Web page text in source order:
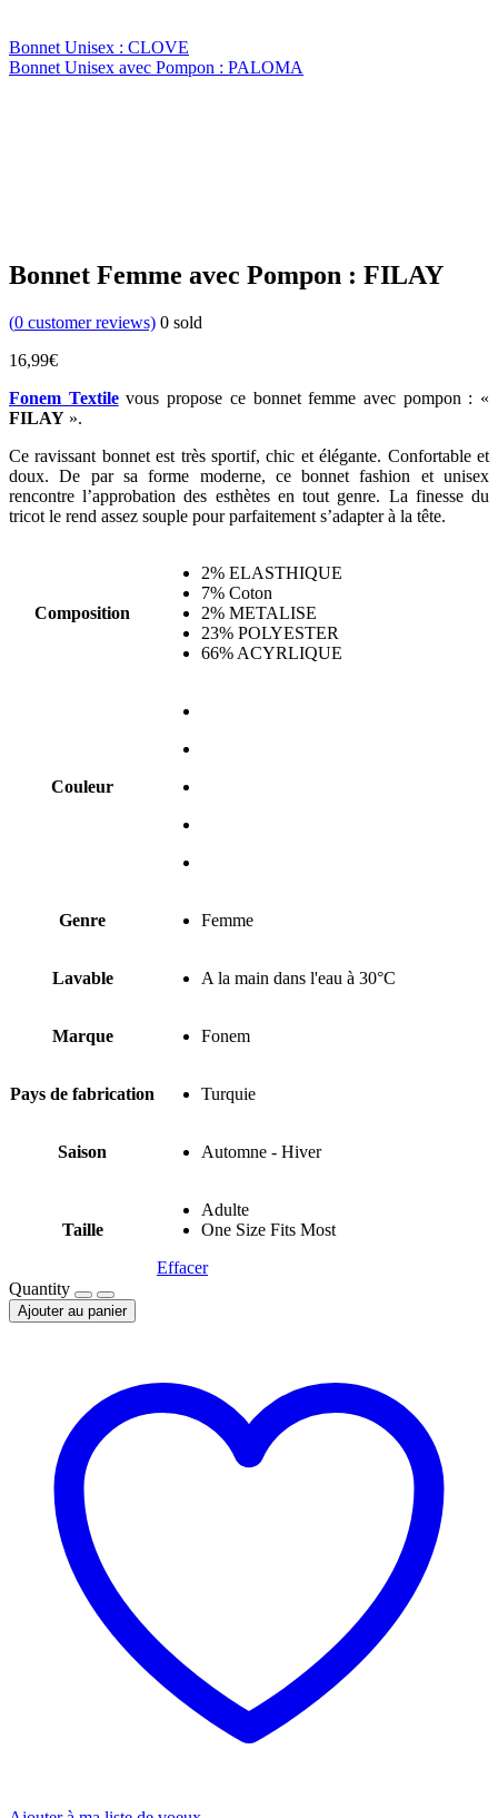
Bonnet Unisex : CLOVE
Bonnet Unisex avec Pompon : PALOMA
Bonnet Femme avec Pompon : FILAY
(0 customer reviews) 0 sold
16,99€
Fonem Textilevous propose ce bonnet femme avec pompon : «
FILAY ».
Ce ravissant bonnet est très sportif, chic et élégante. Confortable et
doux. De par sa forme moderne, ce bonnet fashion et unisex
rencontre l’approbation des esthètes en tout genre. La finesse du
tricot le rend assez souple pour parfaitement s’adapter à la tête.
Composition
2% ELASTHIQUE
7% Coton
2% METALISE
23% POLYESTER
66% ACYRLIQUE
Couleur
Genre Femme
Lavable A la main dans l'eau à 30°C
Marque Fonem
Pays de fabrication Turquie
Saison Automne - Hiver
Taille
Adulte
One Size Fits Most
Effacer
Quantity
Ajouter au panier